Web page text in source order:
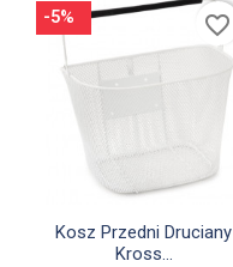
 Szybki podgląd
Kosz Przedni Druciany
Kross...
-5% favorite_border